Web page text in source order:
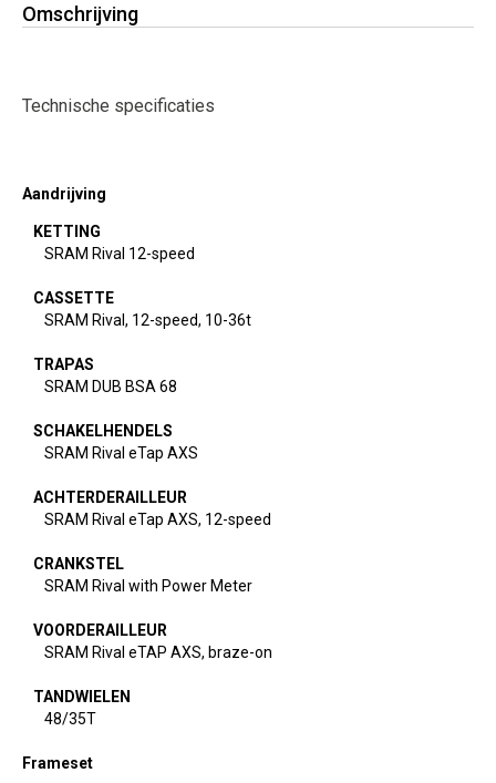
Omschrijving
Technische specificaties
Aandrijving
KETTING
SRAM Rival 12-speed
CASSETTE
SRAM Rival, 12-speed, 10-36t
TRAPAS
SRAM DUB BSA 68
SCHAKELHENDELS
SRAM Rival eTap AXS
ACHTERDERAILLEUR
SRAM Rival eTap AXS, 12-speed
CRANKSTEL
SRAM Rival with Power Meter
VOORDERAILLEUR
SRAM Rival eTAP AXS, braze-on
TANDWIELEN
48/35T
Frameset